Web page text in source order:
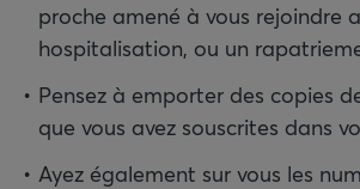
proche amené à vous rejoindre
hospitalisation, ou un
Pensez à emporter des copies
que vous avez souscrites dans
Ayez également sur vous les